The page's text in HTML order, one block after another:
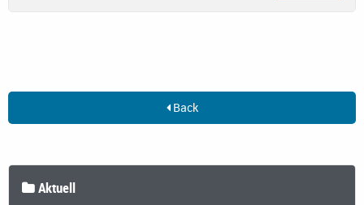
Back
Aktuell